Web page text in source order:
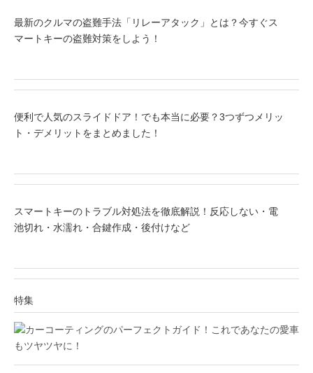
最新のクルマの盗難手法「リレーアタック」とは？今すぐス
マートキーの盗難対策をしよう！
便利で人気のスライドドア！でも本当に必要？3つずつメリッ
ト・デメリットをまとめました！
スマートキーのトラブル対処法を徹底解説！反応しない・電
池切れ・水濡れ・合鍵作成・後付けなど
特集